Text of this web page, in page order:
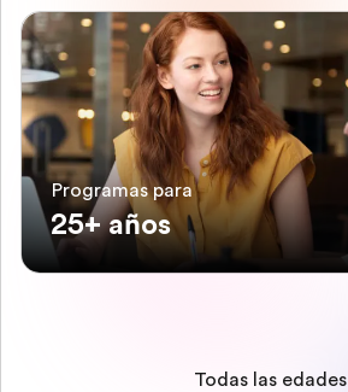
Programas para
25+ años
Todas las edades